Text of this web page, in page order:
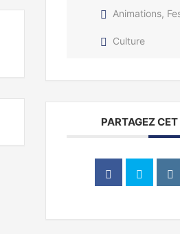
Animations,
Culture
PARTAGEZ